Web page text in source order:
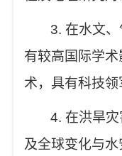
3.在水文
有较高国际学
术，具有科技
4.在洪旱
及全球变化与